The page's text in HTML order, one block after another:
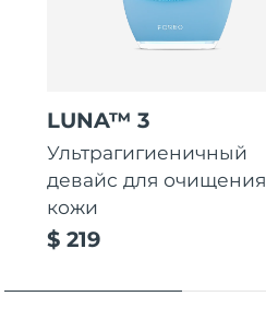
LUNA™ 3
Ультрагигиеничный
девайс для очищения
кожи
$ 219